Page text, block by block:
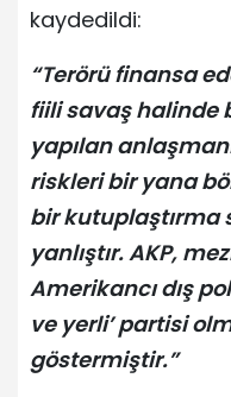
kaydedildi:
“Terörü finansa
fiili savaş halinde
yapılan
riskleri bir yana
bir kutuplaştırma
yanlıştır. AKP,
Amerikancı dış
ve yerli’ partisi
göstermiştir.”